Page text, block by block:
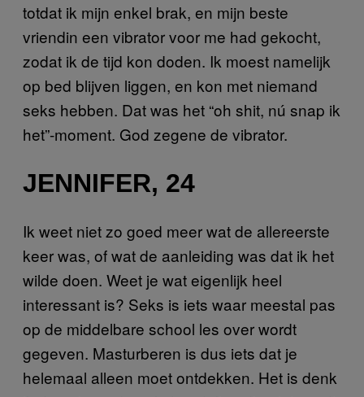
totdat ik mijn enkel brak, en mijn beste
vriendin een vibrator voor me had gekocht,
zodat ik de tijd kon doden. Ik moest namelijk
op bed blijven liggen, en kon met niemand
seks hebben. Dat was het “oh shit, nú snap ik
het”-moment. God zegene de vibrator.
JENNIFER, 24
Ik weet niet zo goed meer wat de allereerste
keer was, of wat de aanleiding was dat ik het
wilde doen. Weet je wat eigenlijk heel
interessant is? Seks is iets waar meestal pas
op de middelbare school les over wordt
gegeven. Masturberen is dus iets dat je
helemaal alleen moet ontdekken. Het is denk